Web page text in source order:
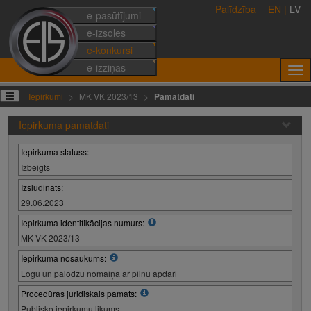
e-pasūtījumi
e-izsoles
e-konkursi
e-izziņas
Palīdzība EN | LV
Iepirkumi MK VK 2023/13 Pamatdati
Iepirkuma pamatdati
Iepirkuma statuss:
Izbeigts
Izsludināts:
29.06.2023
Iepirkuma identifikācijas numurs:
MK VK 2023/13
Iepirkuma nosaukums:
Logu un palodžu nomaiņa ar pilnu apdari
Procedūras juridiskais pamats:
Publisko iepirkumu likums